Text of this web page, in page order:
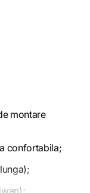
montare
confortabila;